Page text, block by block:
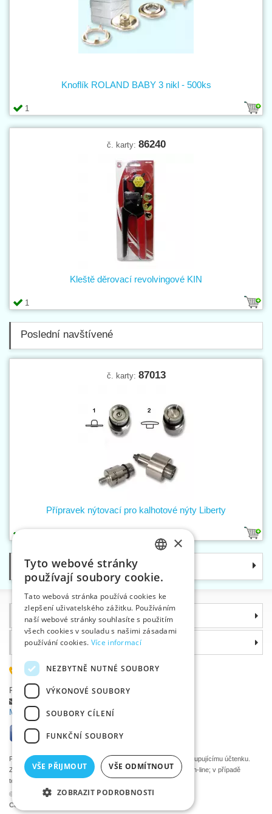
1
Knoflík ROLAND BABY 3 nikl - 500ks
č. karty: 86240
1
Kleště děrovací revolvingové KIN
Poslední navštívené
č. karty: 87013
Přípravek nýtovací pro kalhotové nýty Liberty
Kategorie
Informace
©2026 Velkoobchod textilní galanterie VTC a.s., Uničov
Ceny se zobrazí po přihlášení.
Proč si zvolit právě nás
585 051 217
Plzeňská 868, 783 91 Uničov, Česká republika
Položit dotaz
Máte problémy s přihlášením ?
Podle zákona o evidenci tržeb je prodávající povinen vystavit kupujícímu účtenku.
Zároveň je povinen zaevidovat přijatou tržbu u správce daně on-line; v případě
technického výpadku pak nejpozději do 48 hodin.
ENGLISH
GERMAN
×
Tyto webové stránky
používají soubory cookie.
Tato webová stránka používá cookies ke
zlepšení uživatelského zážitku. Používáním
naší webové stránky souhlasíte s použitím
všech cookies v souladu s našimi zásadami
používání cookies. Více informací
NEZBYTNĚ NUTNÉ SOUBORY
VÝKONOVÉ SOUBORY
SOUBORY CÍLENÍ
FUNKČNÍ SOUBORY
VŠE PŘIJMOUT VŠE ODMÍTNOUT
ZOBRAZIT PODROBNOSTI